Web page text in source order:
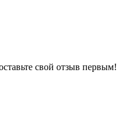
свой отзыв первым!